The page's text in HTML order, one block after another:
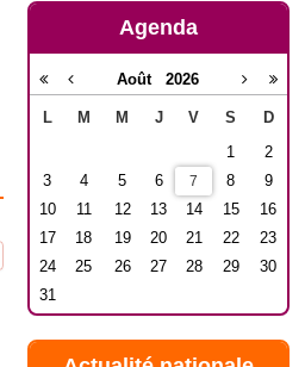
Agenda
Août 2026
L M M J V S
D
1
2
3
4 5 6 7 8
9
10
11 12 13 14 15
16
17
18 19 20 21 22
23
24
25 26 27 28 29
30
31